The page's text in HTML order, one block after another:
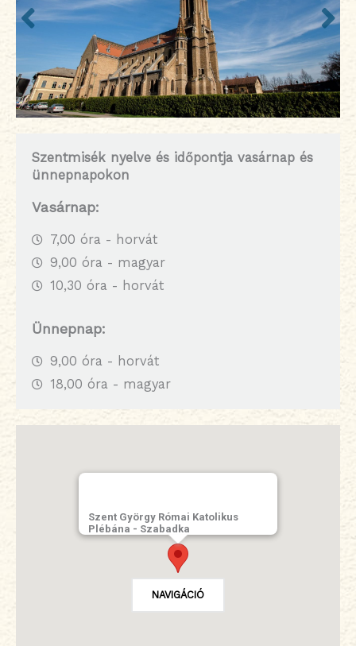
Szentmisék nyelve és időpontja vasárnap és
ünnepnapokon
Vasárnap:
7,00 óra - horvát
9,00 óra - magyar
10,30 óra - horvát
Ünnepnap:
9,00 óra - horvát
18,00 óra - magyar
Szent György Római Katolikus
Plébána - Szabadka
NAVIGÁCIÓ